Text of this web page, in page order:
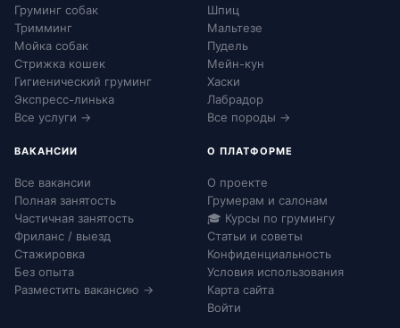
Груминг собак
Тримминг
Мойка собак
Стрижка кошек
Гигиенический груминг
Экспресс-линька
Все услуги →
Шпиц
Мальтезе
Пудель
Мейн-кун
Хаски
Лабрадор
Все породы →
ВАКАНСИИ
Все вакансии
Полная занятость
Частичная занятость
Фриланс / выезд
Стажировка
Без опыта
Разместить вакансию →
О ПЛАТФОРМЕ
О проекте
Грумерам и салонам
🎓 Курсы по грумингу
Статьи и советы
Конфиденциальность
Условия использования
Карта сайта
Войти